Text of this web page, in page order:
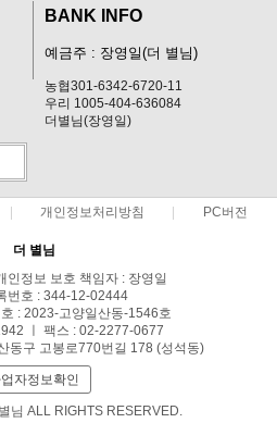
BANK INFO
예금주 : 장영일(더 별님)
농협301-6342-6720-11
우리 1005-404-636084
더별님(장영일)
개인정보처리방침 PC버전
더 별님
인정보 보호 책임자 : 장영일
번호 : 344-12-02444
: 2023-고양일산동-1546호
ㅣ 팩스 : 02-2277-0677
동구 고봉로770번길 178 (성석동)
자정보확인
님 ALL RIGHTS RESERVED.